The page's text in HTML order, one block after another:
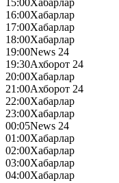
15:00Хабарлар
16:00Хабарлар
17:00Хабарлар
18:00Хабарлар
19:00News 24
19:30Ахборот 24
20:00Хабарлар
21:00Ахборот 24
22:00Хабарлар
23:00Хабарлар
00:05News 24
01:00Хабарлар
02:00Хабарлар
03:00Хабарлар
04:00Хабарлар